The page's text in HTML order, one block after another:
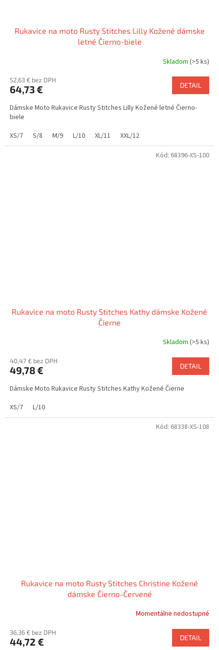
Rukavice na moto Rusty Stitches Lilly Kožené dámske
letné Čierno-biele
Skladom (>5 ks)
52,63 € bez DPH
64,73 € DETAIL
Dámske Moto Rukavice Rusty Stitches Lilly Kožené letné Čierno-
biele
XS/7
S/8 M/9 L/10 XL/11 XXL/12
Rukavice na moto Rusty Stitches Kathy dámske Kožené
Čierne
Skladom (>5 ks)
40,47 € bez DPH
49,78 € DETAIL
Dámske Moto Rukavice Rusty Stitches Kathy Kožené Čierne
XS/7
L/10
Kód: 68396-XS-100
Rukavice na moto Rusty Stitches Christine Kožené
dámske Čierno-Červené
Momentálne nedostupné
36,36 € bez DPH
44,72 € DETAIL
Kód: 68338-XS-108